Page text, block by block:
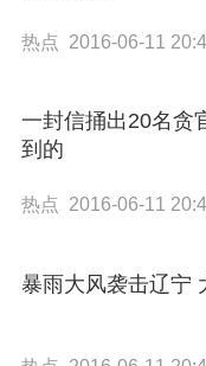
热点 2016-06-11
一封信捅出20名贪
到的
热点 2016-06-11
暴雨大风袭击辽宁